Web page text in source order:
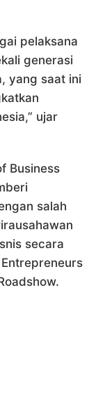
pelaksana
generasi
yang saat ini
ujar
Business
salah
secara